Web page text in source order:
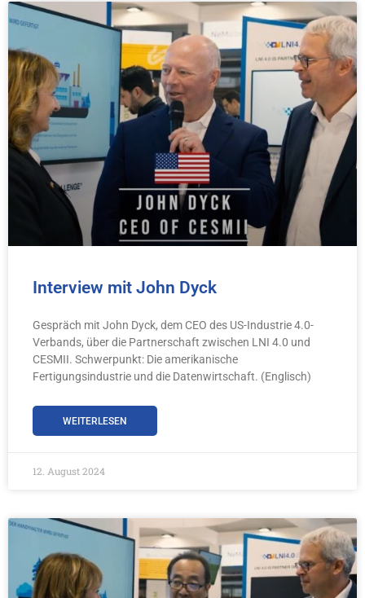
Interview mit John Dyck
Gespräch mit John Dyck, dem CEO des US-Industrie 4.0-
Verbands, über die Partnerschaft zwischen LNI 4.0 und
CESMII. Schwerpunkt: Die amerikanische
Fertigungsindustrie und die Datenwirtschaft. (Englisch)
WEITERLESEN
12. August 2024